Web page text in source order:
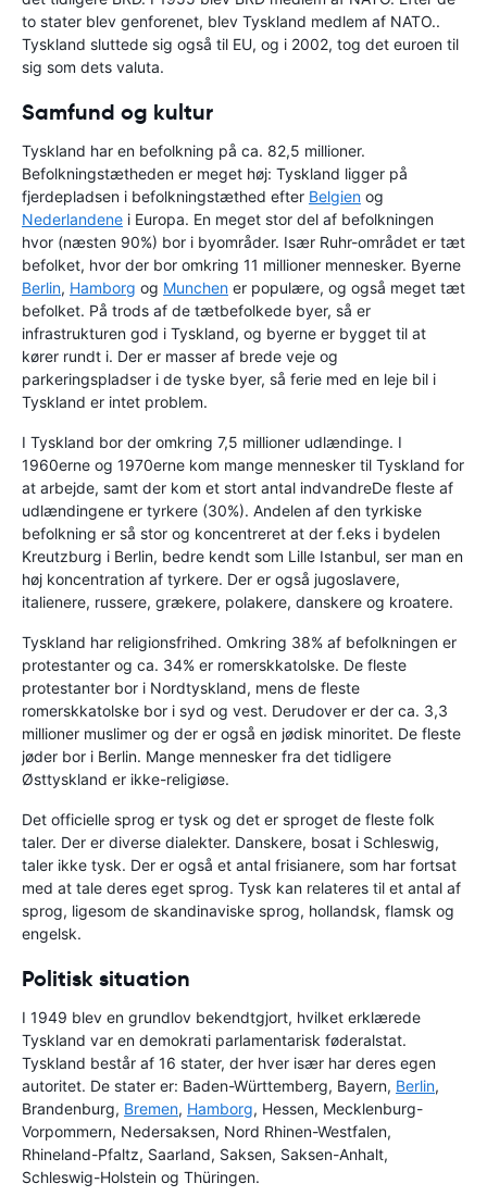
to stater blev genforenet, blev Tyskland medlem af NATO..
Tyskland sluttede sig også til EU, og i 2002, tog det euroen til
sig som dets valuta.
Samfund og kultur
Tyskland har en befolkning på ca. 82,5 millioner.
Befolkningstætheden er meget høj: Tyskland ligger på
fjerdepladsen i befolkningstæthed efter Belgien og
Nederlandene i Europa. En meget stor del af befolkningen
hvor (næsten 90%) bor i byområder. Især Ruhr-området er tæt
befolket, hvor der bor omkring 11 millioner mennesker. Byerne
Berlin, Hamborg og Munchen er populære, og også meget tæt
befolket. På trods af de tætbefolkede byer, så er
infrastrukturen god i Tyskland, og byerne er bygget til at
kører rundt i. Der er masser af brede veje og
parkeringspladser i de tyske byer, så ferie med en leje bil i
Tyskland er intet problem.
I Tyskland bor der omkring 7,5 millioner udlændinge. I
1960erne og 1970erne kom mange mennesker til Tyskland for
at arbejde, samt der kom et stort antal indvandreDe fleste af
udlændingene er tyrkere (30%). Andelen af den tyrkiske
befolkning er så stor og koncentreret at der f.eks i bydelen
Kreutzburg i Berlin, bedre kendt som Lille Istanbul, ser man en
høj koncentration af tyrkere. Der er også jugoslavere,
italienere, russere, grækere, polakere, danskere og kroatere.
Tyskland har religionsfrihed. Omkring 38% af befolkningen er
protestanter og ca. 34% er romerskkatolske. De fleste
protestanter bor i Nordtyskland, mens de fleste
romerskkatolske bor i syd og vest. Derudover er der ca. 3,3
millioner muslimer og der er også en jødisk minoritet. De fleste
jøder bor i Berlin. Mange mennesker fra det tidligere
Østtyskland er ikke-religiøse.
Det officielle sprog er tysk og det er sproget de fleste folk
taler. Der er diverse dialekter. Danskere, bosat i Schleswig,
taler ikke tysk. Der er også et antal frisianere, som har fortsat
med at tale deres eget sprog. Tysk kan relateres til et antal af
sprog, ligesom de skandinaviske sprog, hollandsk, flamsk og
engelsk.
Politisk situation
I 1949 blev en grundlov bekendtgjort, hvilket erklærede
Tyskland var en demokrati parlamentarisk føderalstat.
Tyskland består af 16 stater, der hver især har deres egen
autoritet. De stater er: Baden-Württemberg, Bayern, Berlin,
Brandenburg, Bremen, Hamborg, Hessen, Mecklenburg-
Vorpommern, Nedersaksen, Nord Rhinen-Westfalen,
Rhineland-Pfaltz, Saarland, Saksen, Saksen-Anhalt,
Schleswig-Holstein og Thüringen.